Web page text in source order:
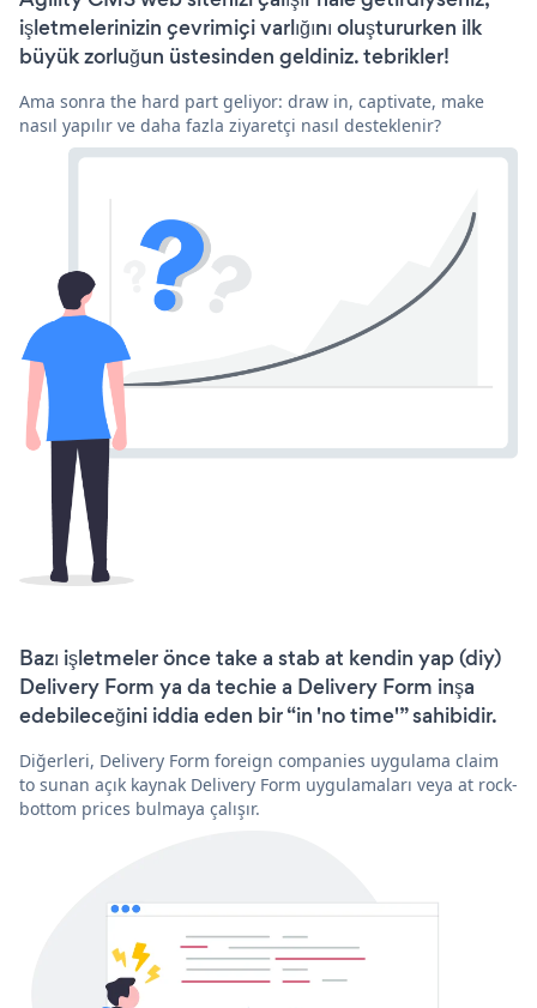
işletmelerinizin çevrimiçi varlığını oluştururken ilk
büyük zorluğun üstesinden geldiniz. tebrikler!
Ama sonra the hard part geliyor: draw in, captivate, make
nasıl yapılır ve daha fazla ziyaretçi nasıl desteklenir?
Bazı işletmeler önce take a stab at kendin yap (diy)
Delivery Form ya da techie a Delivery Form inşa
edebileceğini iddia eden bir “in 'no time'” sahibidir.
Diğerleri, Delivery Form foreign companies uygulama claim
to sunan açık kaynak Delivery Form uygulamaları veya at rock-
bottom prices bulmaya çalışır.